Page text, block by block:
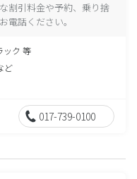
割引料金や予約、乗り捨
電話ください。
ック 等
ど
017-739-0100